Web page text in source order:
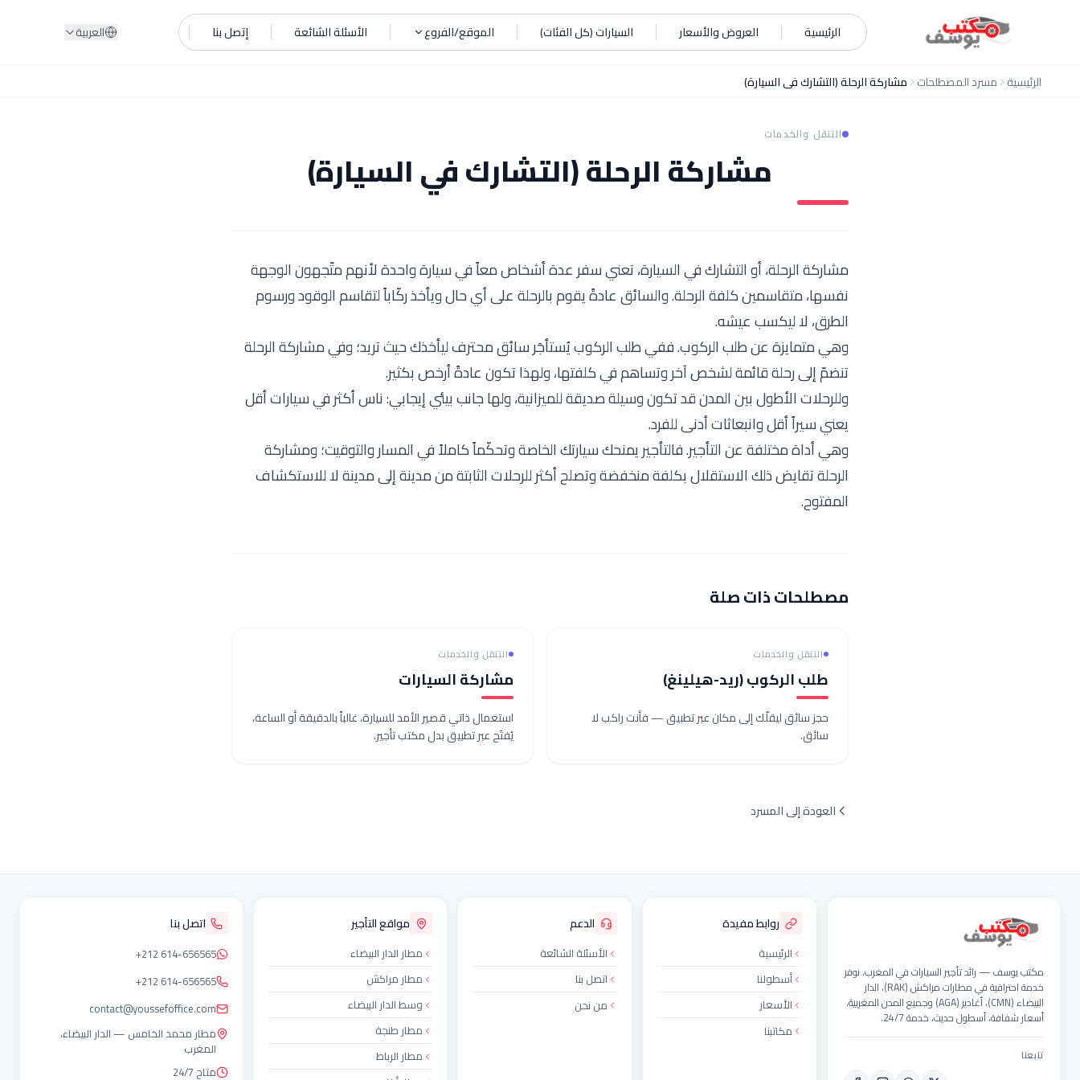
الرئيسية العروض والأسعار السيارات (كل الفئات) الموقع/الفروع الأسئلة الشائعة إتصل بنا العربية
الرئيسية مسرد المصطلحات مشاركة الرحلة (التشارك في السيارة)
التنقل والخدمات
مشاركة الرحلة (التشارك في السيارة)
مشاركة الرحلة، أو التشارك في السيارة، تعني سفر عدة أشخاص معاً في سيارة واحدة لأنهم متّجهون الوجهة
نفسها، متقاسمين كلفة الرحلة. والسائق عادةً يقوم بالرحلة على أي حال ويأخذ ركّاباً لتقاسم الوقود ورسوم
الطرق، لا ليكسب عيشه.
وهي متمايزة عن طلب الركوب. ففي طلب الركوب يُستأجَر سائق محترف ليأخذك حيث تريد؛ وفي مشاركة الرحلة
تنضمّ إلى رحلة قائمة لشخص آخر وتساهم في كلفتها، ولهذا تكون عادةً أرخص بكثير.
وللرحلات الأطول بين المدن قد تكون وسيلة صديقة للميزانية، ولها جانب بيئي إيجابي: ناس أكثر في سيارات أقل
يعني سيراً أقل وانبعاثات أدنى للفرد.
وهي أداة مختلفة عن التأجير. فالتأجير يمنحك سيارتك الخاصة وتحكّماً كاملاً في المسار والتوقيت؛ ومشاركة
الرحلة تقايض ذلك الاستقلال بكلفة منخفضة وتصلح أكثر للرحلات الثابتة من مدينة إلى مدينة لا للاستكشاف
المفتوح.
مصطلحات ذات صلة
التنقل والخدمات
طلب الركوب (ريد-هيلينغ)
حجز سائق ليقلّك إلى مكان عبر تطبيق — فأنت راكب لا
سائق.
التنقل والخدمات
مشاركة السيارات
استعمال ذاتي قصير الأمد للسيارة، غالباً بالدقيقة أو الساعة،
يُفتَح عبر تطبيق بدل مكتب تأجير.
العودة إلى المسرد
مكتب يوسف — رائد تأجير السيارات في المغرب. نوفر
خدمة احترافية في مطارات مراكش (RAK)، الدار
البيضاء (CMN)، أغادير (AGA) وجميع المدن المغربية.
أسعار شفافة، أسطول حديث، خدمة 24/7.
تابعنا
روابط مفيدة
الرئيسية
أسطولنا
الأسعار
مكاتبنا
الدعم
الأسئلة الشائعة
اتصل بنا
من نحن
مواقع التأجير
مطار الدار البيضاء
مطار مراكش
وسط الدار البيضاء
مطار طنجة
مطار الرباط
اتصل بنا
+212 614-656565
+212 614-656565
contact@youssefoffice.com
مطار محمد الخامس — الدار البيضاء،
المغرب
متاح 24/7